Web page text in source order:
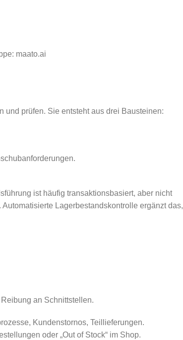
maato.ai
und prüfen. Sie entsteht aus drei Bausteinen:
ist häufig transaktionsbasiert, aber nicht
Lagerbestandskontrolle ergänzt das,
an Schnittstellen.
Kundenstornos, Teillieferungen.
oder „Out of Stock“ im Shop.